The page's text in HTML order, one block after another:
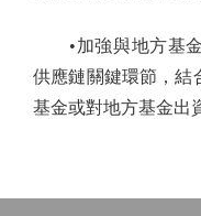
•加強與地方基金
供應鏈關鍵環節，結
基金或對地方基金出